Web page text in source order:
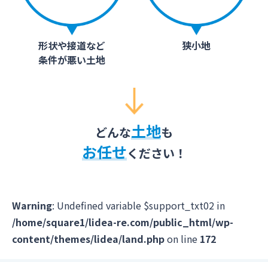
形状や接道など
条件が悪い土地
狭小地
どんな土地も
お任せください！
Warning: Undefined variable $support_txt02 in
/home/square1/lidea-re.com/public_html/wp-
content/themes/lidea/land.phpon line 172